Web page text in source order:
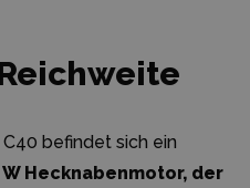
C40 befindet sich ein
Hecknabenmotor, der